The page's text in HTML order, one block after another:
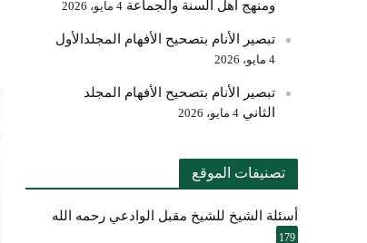
ومنهج أهل السنة والجماعة 4 مايو، 2026
تبصير الأنام بتصحيح الأفهام المجلدالأول
4 مايو، 2026
تبصير الأنام بتصحيح الأفهام المجلد
الثاني 4 مايو، 2026
تصنيفات الموقع
أسئلة الشيخ للشيخ مقبل الوادعي رحمه الله
179